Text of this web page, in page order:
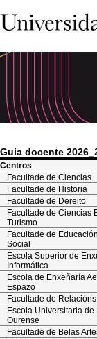
Guia docente
Centros
Facultade de Ciencias
Facultade de Historia
Facultade de Dereito
Facultade de Ciencias
Turismo
Facultade de
Social
Escola Superior de
Informática
Escola de Enxeñaría
Espazo
Facultade de
Escola Universitaria de
Ourense
Facultade de Belas